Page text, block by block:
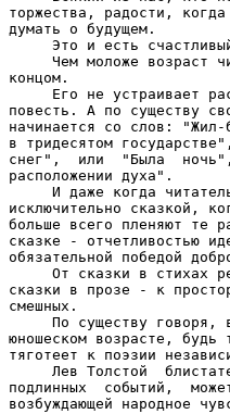
торжества, радости,
думать о будущем.
Это и есть
Чем моложе возраст
концом.
Его не устраивает
повесть. А по существу
начинается со слов:
в тридесятом
снег",  или  "Была
расположении духа".
И даже когда
исключительно сказкой,
больше всего пленяют те
сказке - отчетливостью
обязательной победой
От сказки в стихах
сказки в прозе - к
смешных.
По существу говоря,
юношеском возрасте,
тяготеет к поэзии
Лев Толстой
подлинных  событий,
возбуждающей народное